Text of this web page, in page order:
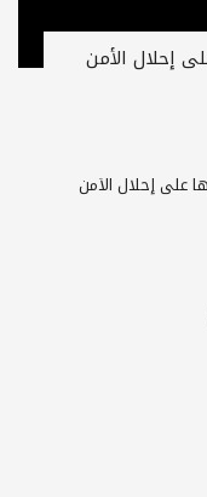
إحلال الأمن
على إحلال الأمن